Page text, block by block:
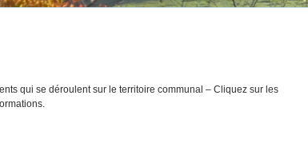
qui se déroulent sur le territoire communal – Cliquez sur les